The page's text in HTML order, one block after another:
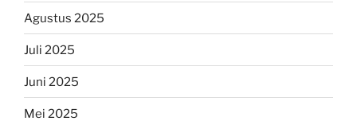
Agustus 2025
Juli 2025
Juni 2025
Mei 2025